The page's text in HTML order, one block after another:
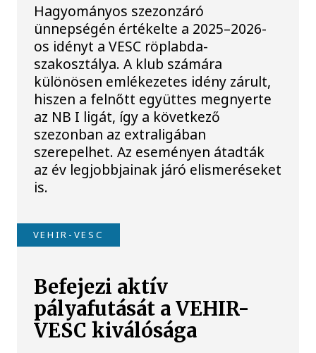
Hagyományos szezonzáró
ünnepségén értékelte a 2025–2026-
os idényt a VESC röplabda-
szakosztálya. A klub számára
különösen emlékezetes idény zárult,
hiszen a felnőtt együttes megnyerte
az NB I ligát, így a következő
szezonban az extraligában
szerepelhet. Az eseményen átadták
az év legjobbjainak járó elismeréseket
is.
VEHIR-VESC
Befejezi aktív
pályafutását a VEHIR-
VESC kiválósága